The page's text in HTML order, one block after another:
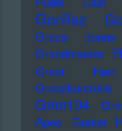
Gorillaz
Grace Jones
Grandmaster
Grant Hart
Grenzkontrolle
Grim104
Apes
Gunter